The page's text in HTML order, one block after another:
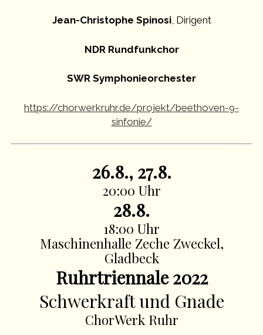
Jean-Christophe Spinosi, Dirigent
NDR Rundfunkchor
SWR Symphonieorchester
https://chorwerkruhr.de/projekt/beethoven-9-
sinfonie/
26.8., 27.8.
20:00 Uhr
28.8.
18:00 Uhr
Maschinenhalle Zeche Zweckel,
Gladbeck
Ruhrtriennale 2022
Schwerkraft und Gnade
ChorWerk Ruhr